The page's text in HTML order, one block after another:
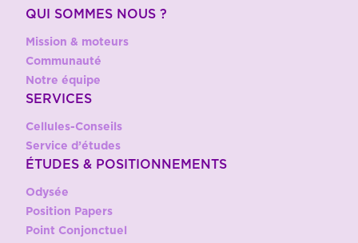
QUI SOMMES NOUS ?
Mission & moteurs
Communauté
Notre équipe
SERVICES
Cellules-Conseils
Service d’études
ÉTUDES & POSITIONNEMENTS
Odysée
Position Papers
Point Conjonctuel